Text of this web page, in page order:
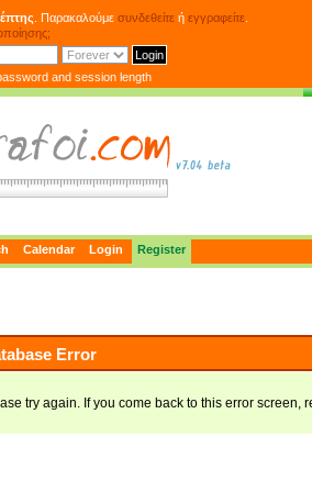
. Παρακαλούμε συνδεθείτε ή εγγραφείτε
and session length
Calendar Login Register
Error
try again. If you come back to this error screen,